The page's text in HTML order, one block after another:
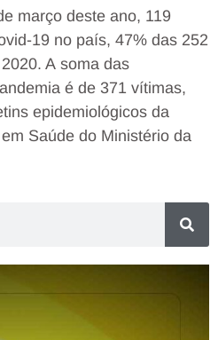
março deste ano, 119
19 no país, 47% das 252
A soma das
é de 371 vítimas,
epidemiológicos da
Saúde do Ministério da